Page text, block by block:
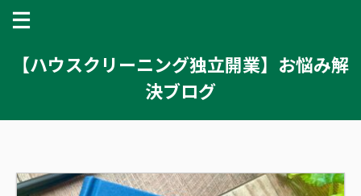
【ハウスクリーニング独立開業】お悩み解
決ブログ